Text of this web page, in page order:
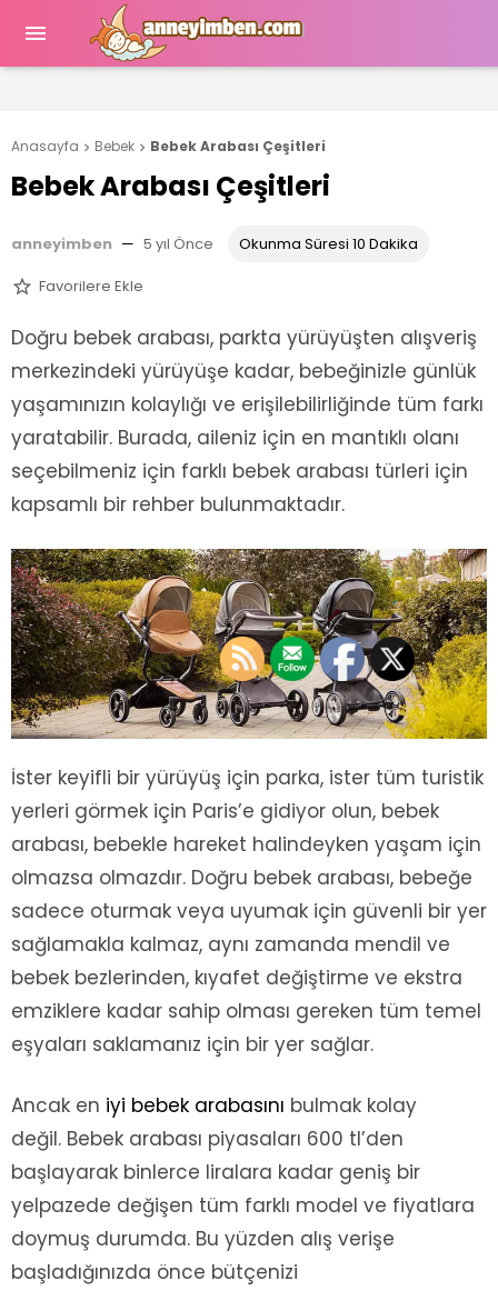

Anasayfa  Bebek  Bebek Arabası Çeşitleri
Bebek Arabası Çeşitleri
anneyimben — 5 yıl Önce Okunma Süresi 10 Dakika
 Favorilere Ekle
Doğru bebek arabası, parkta yürüyüşten alışveriş
merkezindeki yürüyüşe kadar, bebeğinizle günlük
yaşamınızın kolaylığı ve erişilebilirliğinde tüm farkı
yaratabilir. Burada, aileniz için en mantıklı olanı
seçebilmeniz için farklı bebek arabası türleri için
kapsamlı bir rehber bulunmaktadır.
İster keyifli bir yürüyüş için parka, ister tüm turistik
yerleri görmek için Paris’e gidiyor olun, bebek
arabası, bebekle hareket halindeyken yaşam için
olmazsa olmazdır. Doğru bebek arabası, bebeğe
sadece oturmak veya uyumak için güvenli bir yer
sağlamakla kalmaz, aynı zamanda mendil ve
bebek bezlerinden, kıyafet değiştirme ve ekstra
emziklere kadar sahip olması gereken tüm temel
eşyaları saklamanız için bir yer sağlar.
Ancak en iyi bebek arabasını bulmak kolay
değil. Bebek arabası piyasaları 600 tl’den
başlayarak binlerce liralara kadar geniş bir
yelpazede değişen tüm farklı model ve fiyatlara
doymuş durumda. Bu yüzden alış verişe
başladığınızda önce bütçenizi